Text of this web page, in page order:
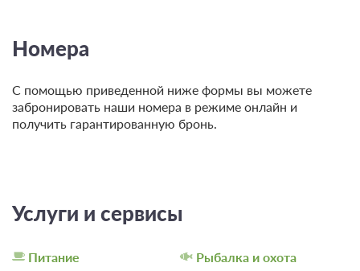
Номера
С помощью приведенной ниже формы вы можете
забронировать наши номера в режиме онлайн и
получить гарантированную бронь.
Услуги и сервисы
Питание Рыбалка и охота